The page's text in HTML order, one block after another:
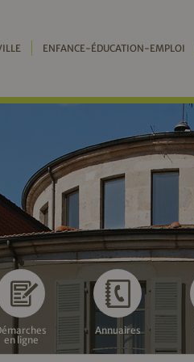
ENFANCE-ÉDUCATION-EMPLOI
en ligne
Annuaires